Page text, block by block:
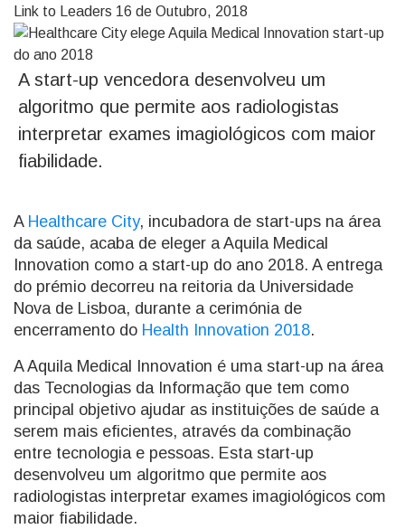
Link to Leaders 16 de Outubro, 2018
A start-up vencedora desenvolveu um
algoritmo que permite aos radiologistas
interpretar exames imagiológicos com maior
fiabilidade.
A Healthcare City, incubadora de start-ups na área
da saúde, acaba de eleger a Aquila Medical
Innovation como a start-up do ano 2018. A entrega
do prémio decorreu na reitoria da Universidade
Nova de Lisboa, durante a cerimónia de
encerramento do Health Innovation 2018.
A Aquila Medical Innovation é uma start-up na área
das Tecnologias da Informação que tem como
principal objetivo ajudar as instituições de saúde a
serem mais eficientes, através da combinação
entre tecnologia e pessoas. Esta start-up
desenvolveu um algoritmo que permite aos
radiologistas interpretar exames imagiológicos com
maior fiabilidade.